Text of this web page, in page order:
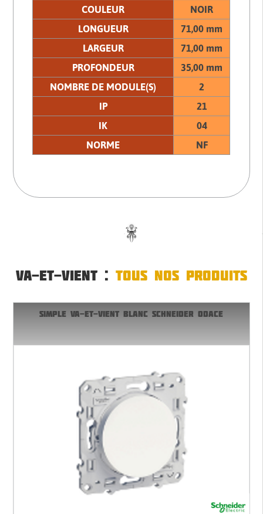
COULEUR
NOIR
LONGUEUR
71,00 mm
LARGEUR
71,00 mm
PROFONDEUR
35,00 mm
NOMBRE DE MODULE(S)
2
IP
21
IK
04
NORME
NF
VA-ET-VIENT : TOUS NOS PRODUITS
SIMPLE VA-ET-VIENT BLANC SCHNEIDER ODACE